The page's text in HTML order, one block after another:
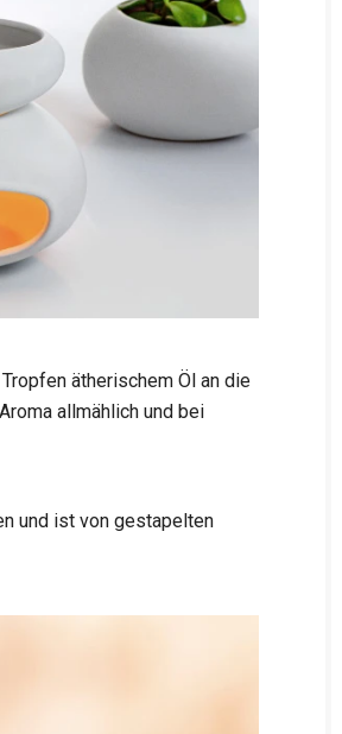
ätherischem Öl an die
allmählich und bei
und ist von gestapelten